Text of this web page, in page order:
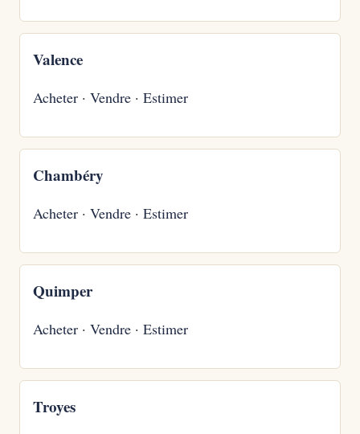
Valence
Acheter · Vendre · Estimer
Chambéry
Acheter · Vendre · Estimer
Quimper
Acheter · Vendre · Estimer
Troyes